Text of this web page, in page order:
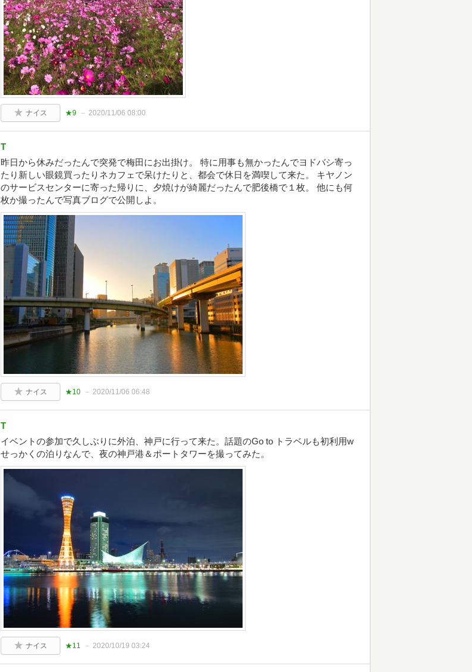
ナイス ★9 2020/11/06 08:00
T
昨日から休みだったんで突発で梅田にお出掛け。 特に用事も無かったんでヨドバシ寄っ
たり新しい眼鏡買ったりネカフェで呆けたりと、都会で休日を満喫して来た。 キヤノン
のサービスセンターに寄った帰りに、夕焼けが綺麗だったんで肥後橋で１枚。 他にも何
枚か撮ったんで写真ブログで公開しよ。
ナイス ★10 2020/11/06 06:48
T
イベントの参加で久しぶりに外泊、神戸に行って来た。話題のGo to トラベルも初利用w
せっかくの泊りなんで、夜の神戸港＆ポートタワーを撮ってみた。
ナイス ★11 2020/10/19 03:24